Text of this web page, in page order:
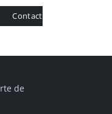
contactar ventas
de